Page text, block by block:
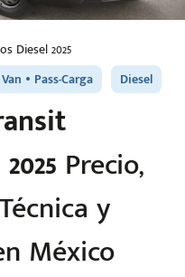
Diesel 2025
Van Pass-Carga Diesel
Precio,
y
México